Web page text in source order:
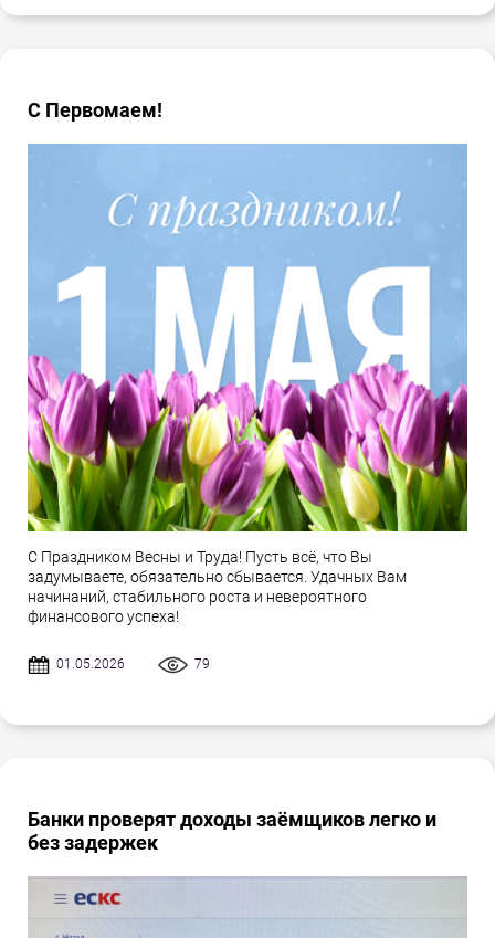
С Первомаем!
С Праздником Весны и Труда! Пусть всё, что Вы
задумываете, обязательно сбывается. Удачных Вам
начинаний, стабильного роста и невероятного
финансового успеха!
01.05.2026 79
Банки проверят доходы заёмщиков легко и
без задержек